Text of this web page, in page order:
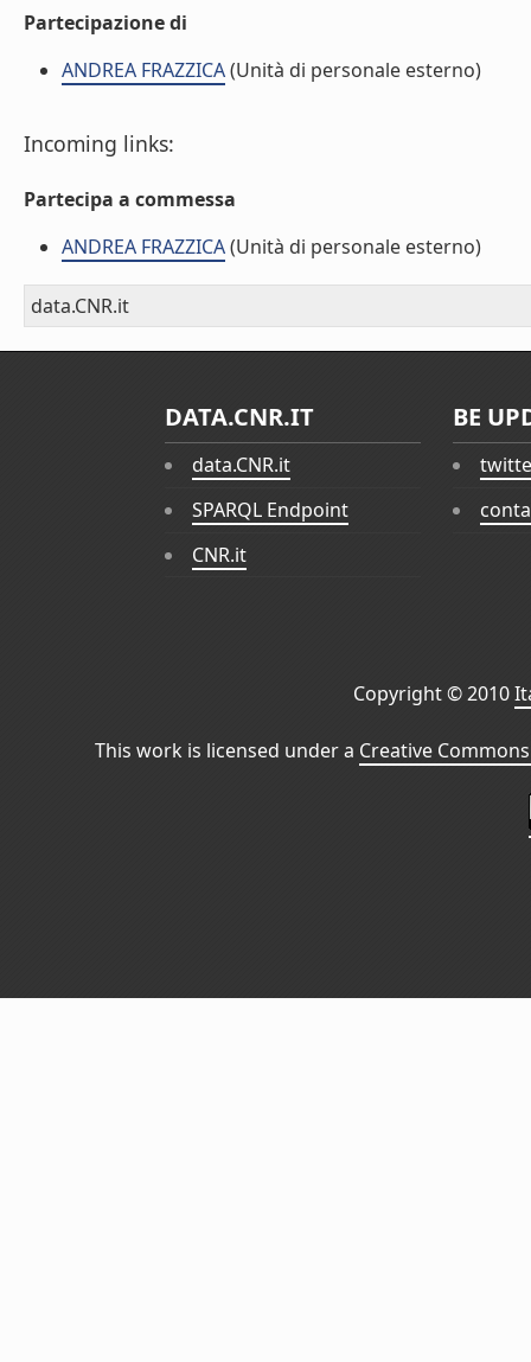
Partecipazione di
ANDREA FRAZZICA(Unità di personale esterno)
Incoming links:
Partecipa a commessa
ANDREA FRAZZICA(Unità di personale esterno)
data.CNR.it
DATA.CNR.IT
data.CNR.it
SPARQL Endpoint
CNR.it
BE
Copyright © 2010
This work is licensed under a Creative